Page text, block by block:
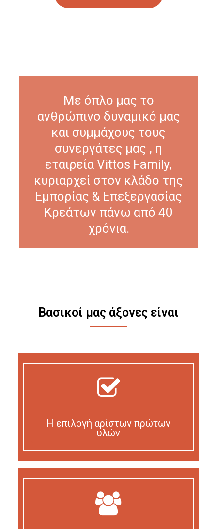
Με όπλο μας το
ανθρώπινο δυναμικό μας
και συμμάχους τους
συνεργάτες μας , η
εταιρεία Vittos Family,
κυριαρχεί στον κλάδο της
Εμπορίας & Επεξεργασίας
Κρεάτων πάνω από 40
χρόνια.
Βασικοί μας άξονες είναι
Η επιλογή αρίστων πρώτων
υλών